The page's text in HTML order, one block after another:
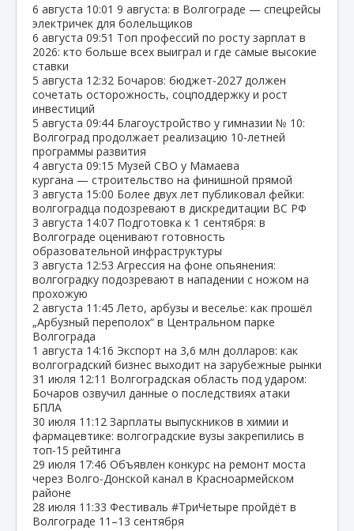
6 августа 10:01 9 августа: в Волгограде — спецрейсы
электричек для болельщиков
6 августа 09:51 Топ профессий по росту зарплат в
2026: кто больше всех выиграл и где самые высокие
ставки
5 августа 12:32 Бочаров: бюджет‑2027 должен
сочетать осторожность, соцподдержку и рост
инвестиций
5 августа 09:44 Благоустройство у гимназии № 10:
Волгоград продолжает реализацию 10‑летней
программы развития
4 августа 09:15 Музей СВО у Мамаева
кургана — строительство на финишной прямой
3 августа 15:00 Более двух лет публиковал фейки:
волгоградца подозревают в дискредитации ВС РФ
3 августа 14:07 Подготовка к 1 сентября: в
Волгограде оценивают готовность
образовательной инфраструктуры
3 августа 12:53 Агрессия на фоне опьянения:
волгоградку подозревают в нападении с ножом на
прохожую
2 августа 11:45 Лето, арбузы и веселье: как прошёл
„Арбузный переполох“ в Центральном парке
Волгограда
1 августа 14:16 Экспорт на 3,6 млн долларов: как
волгоградский бизнес выходит на зарубежные рынки
31 июля 12:11 Волгоградская область под ударом:
Бочаров озвучил данные о последствиях атаки
БПЛА
30 июля 11:12 Зарплаты выпускников в химии и
фармацевтике: волгоградские вузы закрепились в
топ‑15 рейтинга
29 июля 17:46 Объявлен конкурс на ремонт моста
через Волго‑Донской канал в Красноармейском
районе
28 июля 11:33 Фестиваль #ТриЧетыре пройдёт в
Волгограде 11–13 сентября